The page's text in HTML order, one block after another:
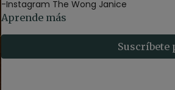
-Instagram The Wong Janice
Aprende más
Suscríbete